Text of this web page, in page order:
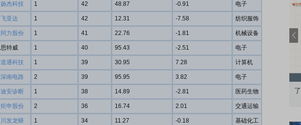
扬杰科技 1 42 48.87 -0.91 电子
飞亚达 1 42 12.31 -7.58 纺织服饰
同力股份 1 41 22.76 -1.81 机械设备
思特威 1 40 95.43 -2.51 电子
道通科技 1 39 30.95 7.28 计算机
深南电路 2 39 95.95 3.82 电子
迪安诊断 1 38 14.89 -2.81 医药生物
炬申股份 2 36 16.74 2.01 交通运输
川发龙蟒 1 34 11.27 -0.18 基础化工
债券知识通识：从基础认知到特色品种 了解北交所知识 做理性投资者